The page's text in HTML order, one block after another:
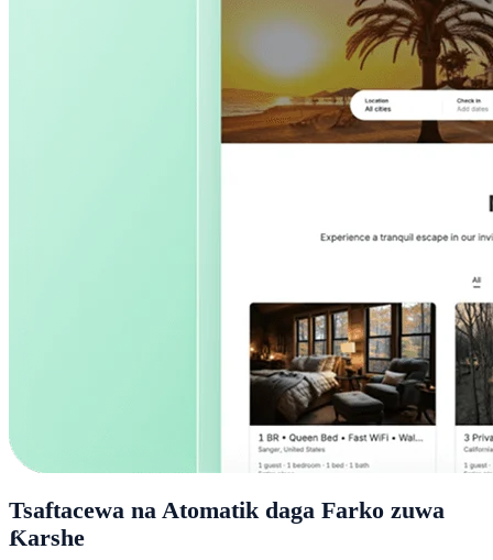
Tsaftacewa na Atomatik daga Farko zuwa
Ƙarshe